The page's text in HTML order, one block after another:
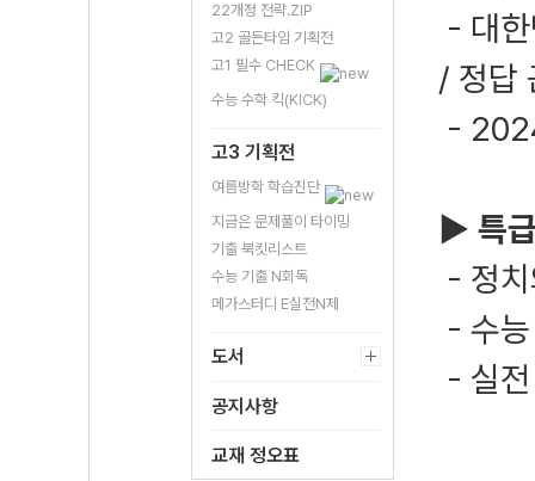
22개정 전략.ZIP
고2 골든타임 기획전
고1 필수 CHECK
수능 수학 킥(KICK)
고3 기획전
여름방학 학습진단
지금은 문제풀이 타이밍
기출 북킷리스트
수능 기출 N회독
메가스터디 E실전N제
도서
공지사항
교재 정오표
- 대
/ 정답
-
▶ 특
- 정
- 수
- 실